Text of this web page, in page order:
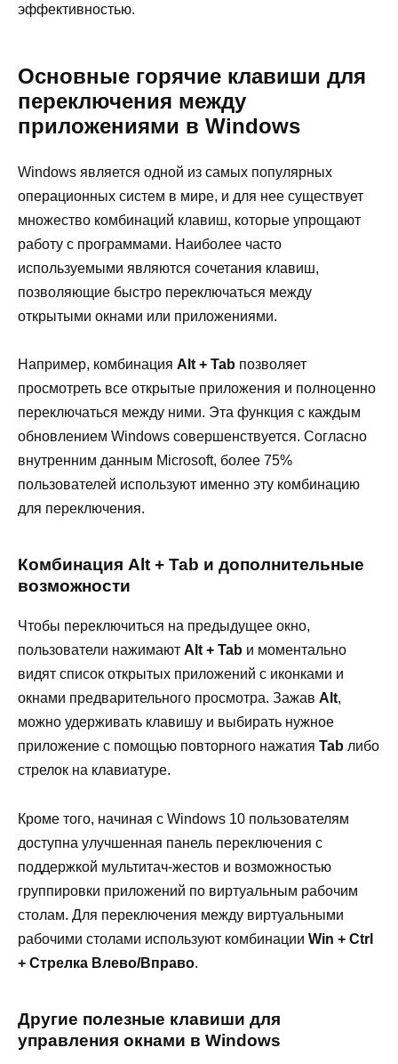
эффективностью.
Основные горячие клавиши для
переключения между
приложениями в Windows
Windows является одной из самых популярных
операционных систем в мире, и для нее существует
множество комбинаций клавиш, которые упрощают
работу с программами. Наиболее часто
используемыми являются сочетания клавиш,
позволяющие быстро переключаться между
открытыми окнами или приложениями.
Например, комбинация Alt + Tab позволяет
просмотреть все открытые приложения и полноценно
переключаться между ними. Эта функция с каждым
обновлением Windows совершенствуется. Согласно
внутренним данным Microsoft, более 75%
пользователей используют именно эту комбинацию
для переключения.
Комбинация Alt + Tab и дополнительные
возможности
Чтобы переключиться на предыдущее окно,
пользователи нажимают Alt + Tab и моментально
видят список открытых приложений с иконками и
окнами предварительного просмотра. Зажав Alt,
можно удерживать клавишу и выбирать нужное
приложение с помощью повторного нажатия Tab либо
стрелок на клавиатуре.
Кроме того, начиная с Windows 10 пользователям
доступна улучшенная панель переключения с
поддержкой мультитач-жестов и возможностью
группировки приложений по виртуальным рабочим
столам. Для переключения между виртуальными
рабочими столами используют комбинации Win + Ctrl
+ Стрелка Влево/Вправо.
Другие полезные клавиши для
управления окнами в Windows